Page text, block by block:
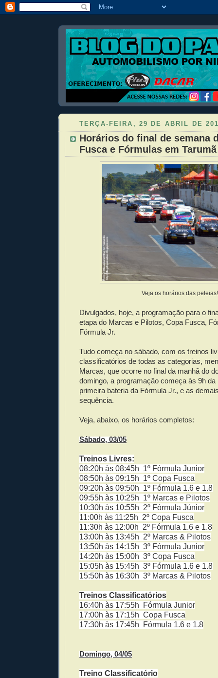
TERÇA-FEIRA, 29 DE ABRIL DE
Horários do final de semana
Fusca e Fórmulas em Tarumã
Veja os horários das peleias!
Divulgados, hoje, a programação para o
etapa do Marcas e Pilotos, Copa Fusca,
Fórmula Jr.
Tudo começa no sábado, com os treinos
classificatórios de todas as categorias,
Marcas, que ocorre no final da manhã do
domingo, a programação começa às 9h
primeira bateria da Fórmula Jr., e as
sequência.
Veja, abaixo, os horários completos:
Sábado, 03/05
Treinos Livres:
08:20h às 08:45h 1º Fórmula Junior
08:50h às 09:15h 1º Copa Fusca
09:20h às 09:50h 1º Fórmula 1.6 e 1.8
09:55h às 10:25h 1º Marcas e Pilotos
10:30h às 10:55h 2º Fórmula Júnior
11:00h às 11:25h 2º Copa Fusca
11:30h às 12:00h 2º Fórmula 1.6 e 1.8
13:00h às 13:45h 2º Marcas & Pilotos
13:50h às 14:15h 3º Fórmula Junior
14:20h às 15:00h 3º Copa Fusca
15:05h às 15:45h 3º Fórmula 1.6 e 1.8
15:50h às 16:30h 3º Marcas & Pilotos
Treinos Classificatórios
16:40h às 17:55h Fórmula Junior
17:00h às 17:15h Copa Fusca
17:30h às 17:45h Fórmula 1.6 e 1.8
Domingo, 04/05
Treino Classificatório